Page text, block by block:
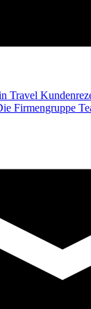
Travel
Firmengruppe